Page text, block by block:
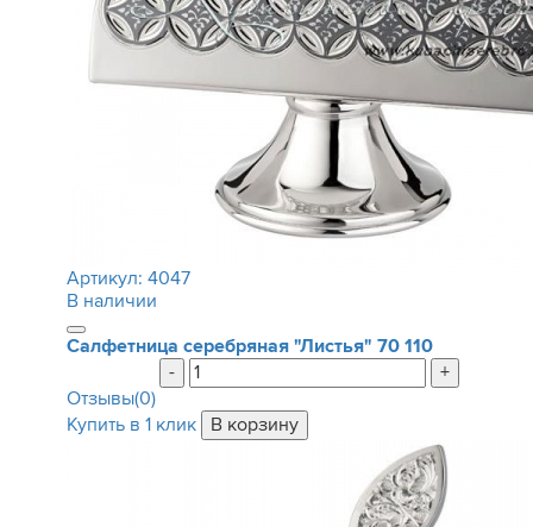
Артикул: 4047
В наличии
Салфетница серебряная "Листья" 70 110
-
+
Отзывы(0)
Купить в 1 клик